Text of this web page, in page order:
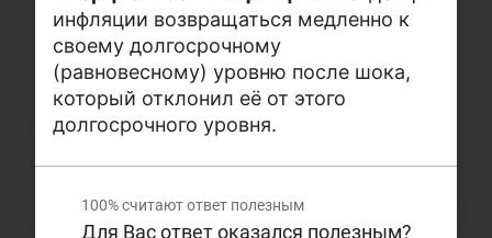
Книги по финансовой грамотности
Видео
Проекты
Фотогалерея
Кириллица Латиница
З И Й
инфляции возвращаться медленно к
своему долгосрочному
(равновесному) уровню после шока,
который отклонил её от этого
долгосрочного уровня.
100%считают ответ полезным
Для Вас ответ оказался полезным?